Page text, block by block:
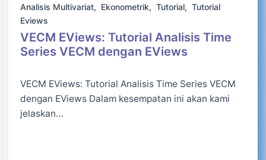
Analisis Multivariat, Ekonometrik, Tutorial, Tutorial
Eviews
VECM EViews: Tutorial Analisis Time
Series VECM dengan EViews
VECM EViews: Tutorial Analisis Time Series VECM
dengan EViews Dalam kesempatan ini akan kami
jelaskan…